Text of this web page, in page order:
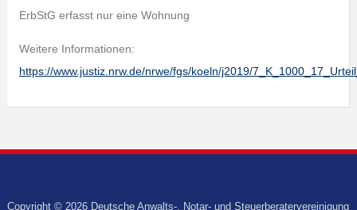
ErbStG erfasst nur eine Wohnung
Weitere Informationen:
https://www.justiz.nrw.de/nrwe/fgs/koeln/j2019/
Copyright © 2026 Deutsche Anwalts-, Notar- und Steuerberatervereinigung